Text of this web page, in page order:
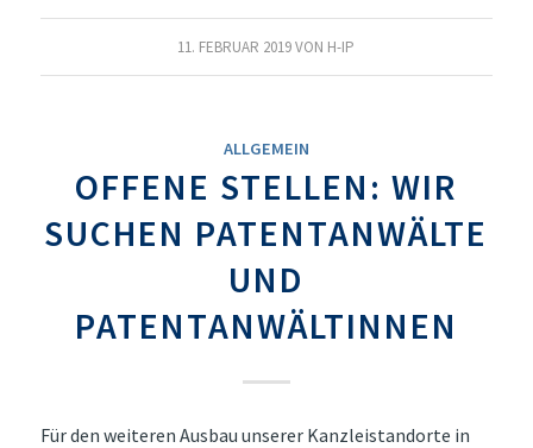
11. FEBRUAR 2019 VON H-IP
ALLGEMEIN
OFFENE STELLEN: WIR
SUCHEN PATENTANWÄLTE
UND
PATENTANWÄLTINNEN
Für den weiteren Ausbau unserer Kanzleistandorte in